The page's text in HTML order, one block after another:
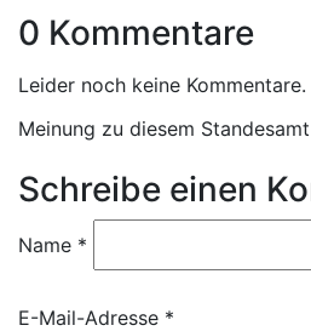
0 Kommentare
Leider noch keine
Meinung zu diesem
Schreibe einen
Name *
E-Mail-Adresse *